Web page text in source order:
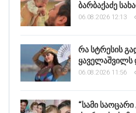
ბარბაქაძე
06.08.2026 12:13
რა სტრესის
06.08.2026 11:56
“სამი